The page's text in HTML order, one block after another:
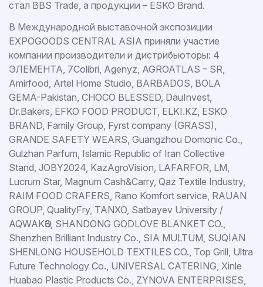
стал BBS Trade, а продукции – ESKO Brand.
В Международной выставочной экспозиции
EXPOGOODS CENTRAL ASIA приняли участие
компании производители и дистрибьюторы: 4
ЭЛЕМЕНТА, 7Colibri, Agenyz, AGROATLAS – SR,
Amirfood, Artel Home Studio, BARBADOS, BOLA
GEMA-Pakistan, CHOCO BLESSED, DauInvest,
Dr.Bakers, EFKO FOOD PRODUCT, ELKI.KZ, ESKO
BRAND, Family Group, Fyrst company (GRASS),
GRANDE SAFETY WEARS, Guangzhou Domonic Co.,
Gulzhan Parfum, Islamic Republic of Iran Collective
Stand, JOBY2024, KazAgroVision, LAFARFOR, LM,
Lucrum Star, Magnum Cash&Carry, Qaz Textile Industry,
RAIM FOOD CRAFERS, Rano Komfort service, RAUAN
GROUP, QualityFry, TANXO, Satbayev University /
AQWAKӨЗ, SHANDONG GODLOVE BLANKET CO.,
Shenzhen Brilliant Industry Co., SIA MULTUM, SUQIAN
SHENLONG HOUSEHOLD TEXTILES CO., Top Grill, Ultra
Future Technology Co., UNIVERSAL CATERING, Xinle
Huabao Plastic Products Co., ZYNOVA ENTERPRISES,